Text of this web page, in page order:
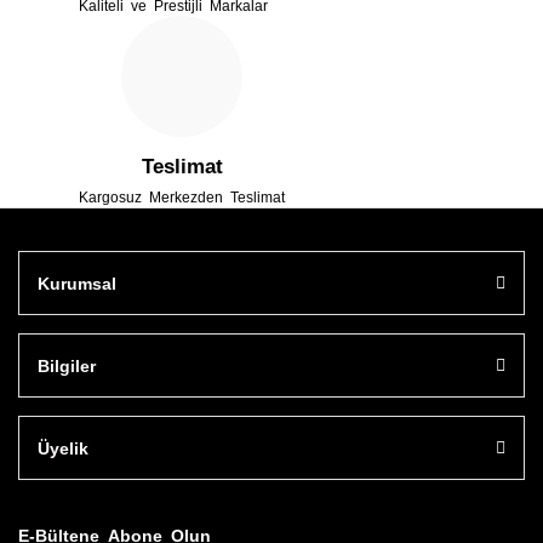
Kaliteli ve Prestijli Markalar
Teslimat
Kargosuz Merkezden Teslimat
Kurumsal
Bilgiler
Üyelik
E-Bültene Abone Olun